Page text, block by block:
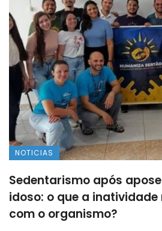
NOTICIAS
Sedentarismo após
idoso: o que a
com o organismo?